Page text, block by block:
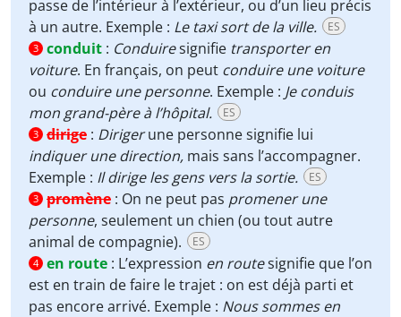
passe de l’intérieur à l’extérieur, ou d’un lieu précis
à un autre. Exemple : Le taxi sort de la ville. ES
3 conduit : Conduiresignifie transporter en
voiture. En français, on peut conduire une voiture
ou conduire une personne. Exemple : Je conduis
mon grand-père à l’hôpital.
ES
3 dirige : Dirigerune personne signifie lui
indiquer une direction, mais sans l’accompagner.
Exemple : Il dirige les gens vers la sortie. ES
3 promène : On ne peut pas promener une
personne, seulement un chien (ou tout autre
animal de compagnie).
ES
4 en route : L’expression en routesignifie que l’on
est en train de faire le trajet : on est déjà parti et
pas encore arrivé. Exemple : Nous sommes en